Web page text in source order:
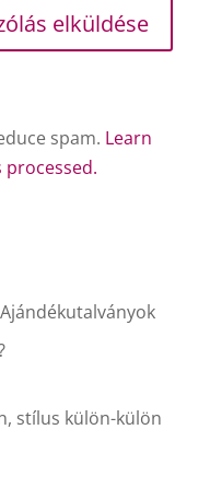
spam. Learn
stílus külön-külön